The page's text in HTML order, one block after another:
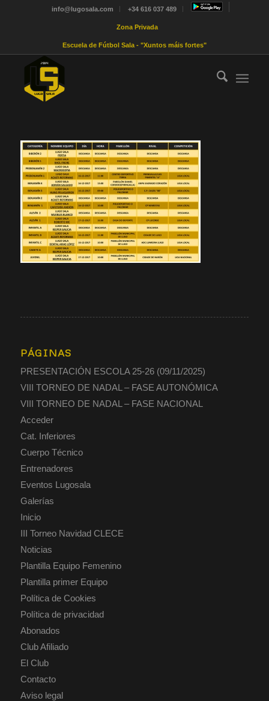
info@lugosala.com +34 616 037 489
Zona Privada
Escuela de Fútbol Sala - "Xuntos máis fortes"
PÁGINAS
PRESENTACIÓN ESCOLA 25-26 (09/11/2025)
VIII TORNEO DE NADAL – FASE AUTONÓMICA
VIII TORNEO DE NADAL – FASE NACIONAL
Acceder
Cat. Inferiores
Cuerpo Técnico
Entrenadores
Eventos Lugosala
Galerías
Inicio
III Torneo Navidad CLECE
Noticias
Plantilla Equipo Femenino
Plantilla primer Equipo
Política de Cookies
Política de privacidad
Abonados
Club Afiliado
El Club
Contacto
Aviso legal